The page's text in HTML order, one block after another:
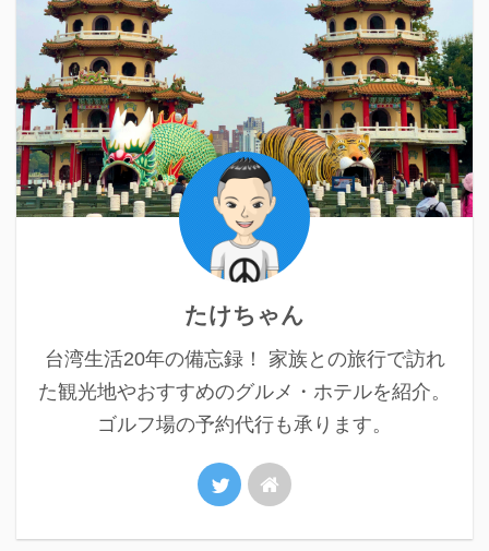
たけちゃん
台湾生活20年の備忘録！ 家族との旅行で訪れ
た観光地やおすすめのグルメ・ホテルを紹介。
ゴルフ場の予約代行も承ります。